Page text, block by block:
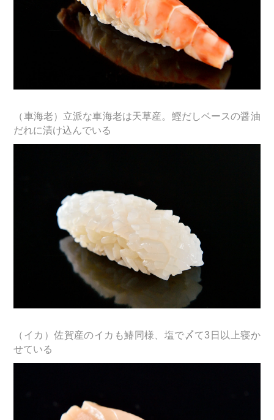
（車海老）立派な車海老は天草産。鰹だしベースの醤油
だれに漬け込んでいる
（イカ）佐賀産のイカも鰆同様、塩で〆て3日以上寝か
せている